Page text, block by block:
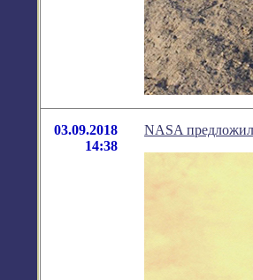
03.09.2018
14:38
NASA